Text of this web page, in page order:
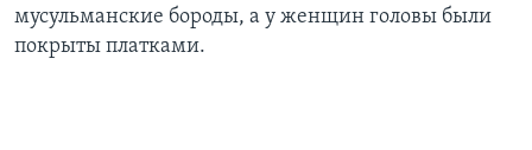
мусульманские бороды, а у женщин головы были
покрыты платками.